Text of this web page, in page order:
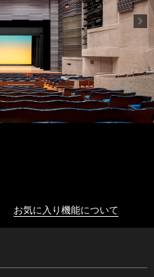
お気に入り機能について